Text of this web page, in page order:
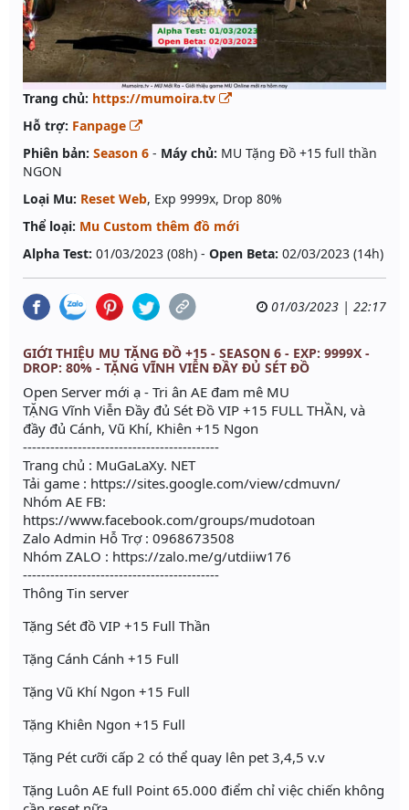
Trang chủ: https://mumoira.tv
Hỗ trợ: Fanpage
Phiên bản: Season 6 - Máy chủ: MU Tặng Đồ +15 full thần
NGON
Loại Mu: Reset Web, Exp 9999x, Drop 80%
Thể loại: Mu Custom thêm đồ mới
Alpha Test: 01/03/2023 (08h) - Open Beta: 02/03/2023 (14h)
01/03/2023 | 22:17
GIỚI THIỆU MU TẶNG ĐỒ +15 - SEASON 6 - EXP: 9999X -
DROP: 80% - TẶNG VĨNH VIỄN ĐẦY ĐỦ SÉT ĐỒ
Open Server mới ạ - Tri ân AE đam mê MU
TẶNG Vĩnh Viễn Đầy đủ Sét Đồ VIP +15 FULL THẦN, và
đầy đủ Cánh, Vũ Khí, Khiên +15 Ngon
-------------------------------------------
Trang chủ : MuGaLaXy. NET
Tải game : https://sites.google.com/view/cdmuvn/
Nhóm AE FB:
https://www.facebook.com/groups/mudotoan
Zalo Admin Hỗ Trợ : 0968673508
Nhóm ZALO : https://zalo.me/g/utdiiw176
-------------------------------------------
Thông Tin server
Tặng Sét đồ VIP +15 Full Thần
Tặng Cánh Cánh +15 Full
Tặng Vũ Khí Ngon +15 Full
Tặng Khiên Ngon +15 Full
Tặng Pét cưỡi cấp 2 có thể quay lên pet 3,4,5 v.v
Tặng Luôn AE full Point 65.000 điểm chỉ việc chiến không